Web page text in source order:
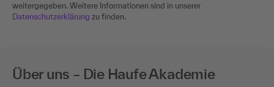
weitergegeben. Weitere Informationen sind in unserer
Datenschutzerklärung zu finden.
Über uns – Die Haufe Akademie